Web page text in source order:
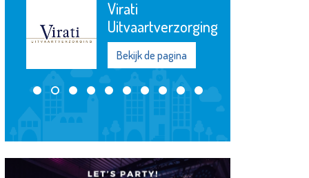
Schildersbedrijf
W. van den
Heuvel
Bekijk de pagina